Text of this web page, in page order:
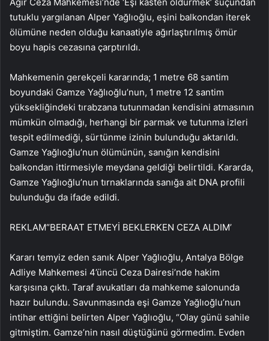
Ağır Ceza Mahkemesi’nde ‘Eşi kasten öldürmek’ suçundan
tutuklu yargılanan Alper Yağlıoğlu, eşini balkondan iterek
ölümüne neden olduğu kanaatiyle ağırlaştırılmış ömür
boyu hapis cezasına çarptırıldı.
Mahkemenin gerekçeli kararında; 1 metre 68 santim
boyundaki Gamze Yağlıoğlu’nun, 1 metre 12 santim
yüksekliğindeki tırabzana tutunmadan kendisini atmasının
mümkün olmadığı, herhangi bir parmak ve tutunma izleri
tespit edilmediği, sürtünme izinin bulunduğu aktarıldı.
Gamze Yağlıoğlu’nun ölümünün, sanığın kendisini
balkondan ittirmesiyle meydana geldiği belirtildi. Kararda,
Gamze Yağlıoğlu’nun tırnaklarında sanığa ait DNA profili
bulunduğu da ifade edildi.
REKLAM“BERAAT ETMEYİ BEKLERKEN CEZA ALDIM’
Kararı temyiz eden sanık Alper Yağlıoğlu, Antalya Bölge
Adliye Mahkemesi 4’üncü Ceza Dairesi’nde hakim
karşısına çıktı. Taraf avukatları da mahkeme salonunda
hazır bulundu. Savunmasında eşi Gamze Yağlıoğlu’nun
intihar ettiğini belirten Alper Yağlıoğlu, “Olay günü sahile
gitmiştim. Gamze’nin nasıl düştüğünü görmedim. Evden